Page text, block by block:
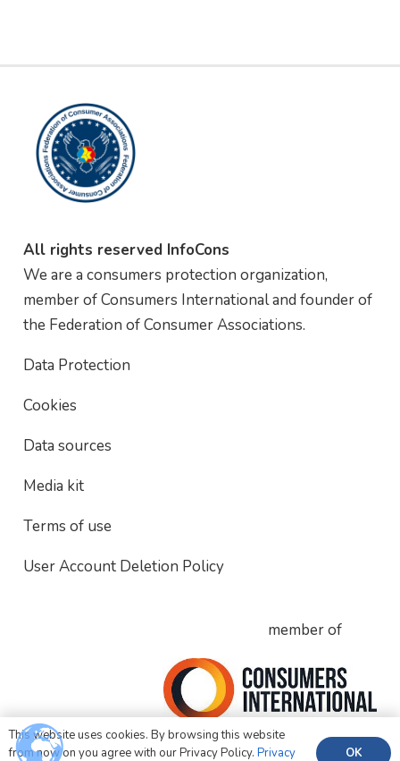
All rights reserved InfoCons
We are a consumers protection organization,
member of Consumers International and founder of
the Federation of Consumer Associations.
Data Protection
Cookies
Data sources
Media kit
Terms of use
User Account Deletion Policy
member of
This website uses cookies. By browsing this website
from now on you agree with our Privacy Policy. Privacy OK